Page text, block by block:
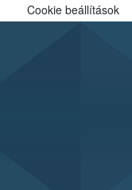
Cookie beállítások